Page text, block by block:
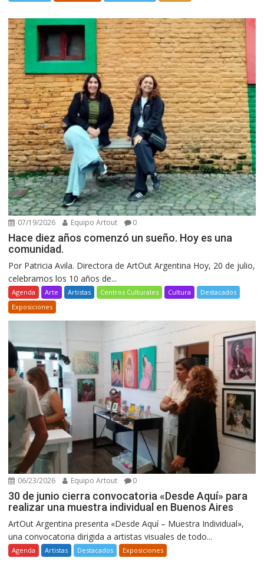
07/19/2026 Equipo Artout 0
Hace diez años comenzó un sueño. Hoy es una
comunidad.
Por Patricia Avila. Directora de ArtOut Argentina Hoy, 20 de julio,
celebramos los 10 años de...
Agenda Arte Artistas Centros Culturales Cultura
Destacados
Exposiciones
06/23/2026 Equipo Artout 0
30 de junio cierra convocatoria «Desde Aquí» para
realizar una muestra individual en Buenos Aires
ArtOut Argentina presenta «Desde Aquí – Muestra Individual»,
una convocatoria dirigida a artistas visuales de todo...
Agenda Artistas Destacados Exposiciones